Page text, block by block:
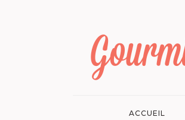
ACCUEIL